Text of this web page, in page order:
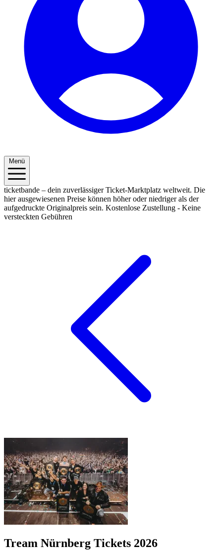
Menü
ticketbande – dein zuverlässiger Ticket-Marktplatz weltweit. Die
hier ausgewiesenen Preise können höher oder niedriger als der
aufgedruckte Originalpreis sein. Kostenlose Zustellung - Keine
versteckten Gebühren
Tream Nürnberg Tickets 2026